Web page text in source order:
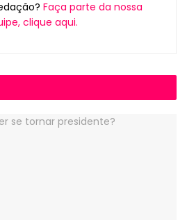
Faça parte da nossa
clique aqui.